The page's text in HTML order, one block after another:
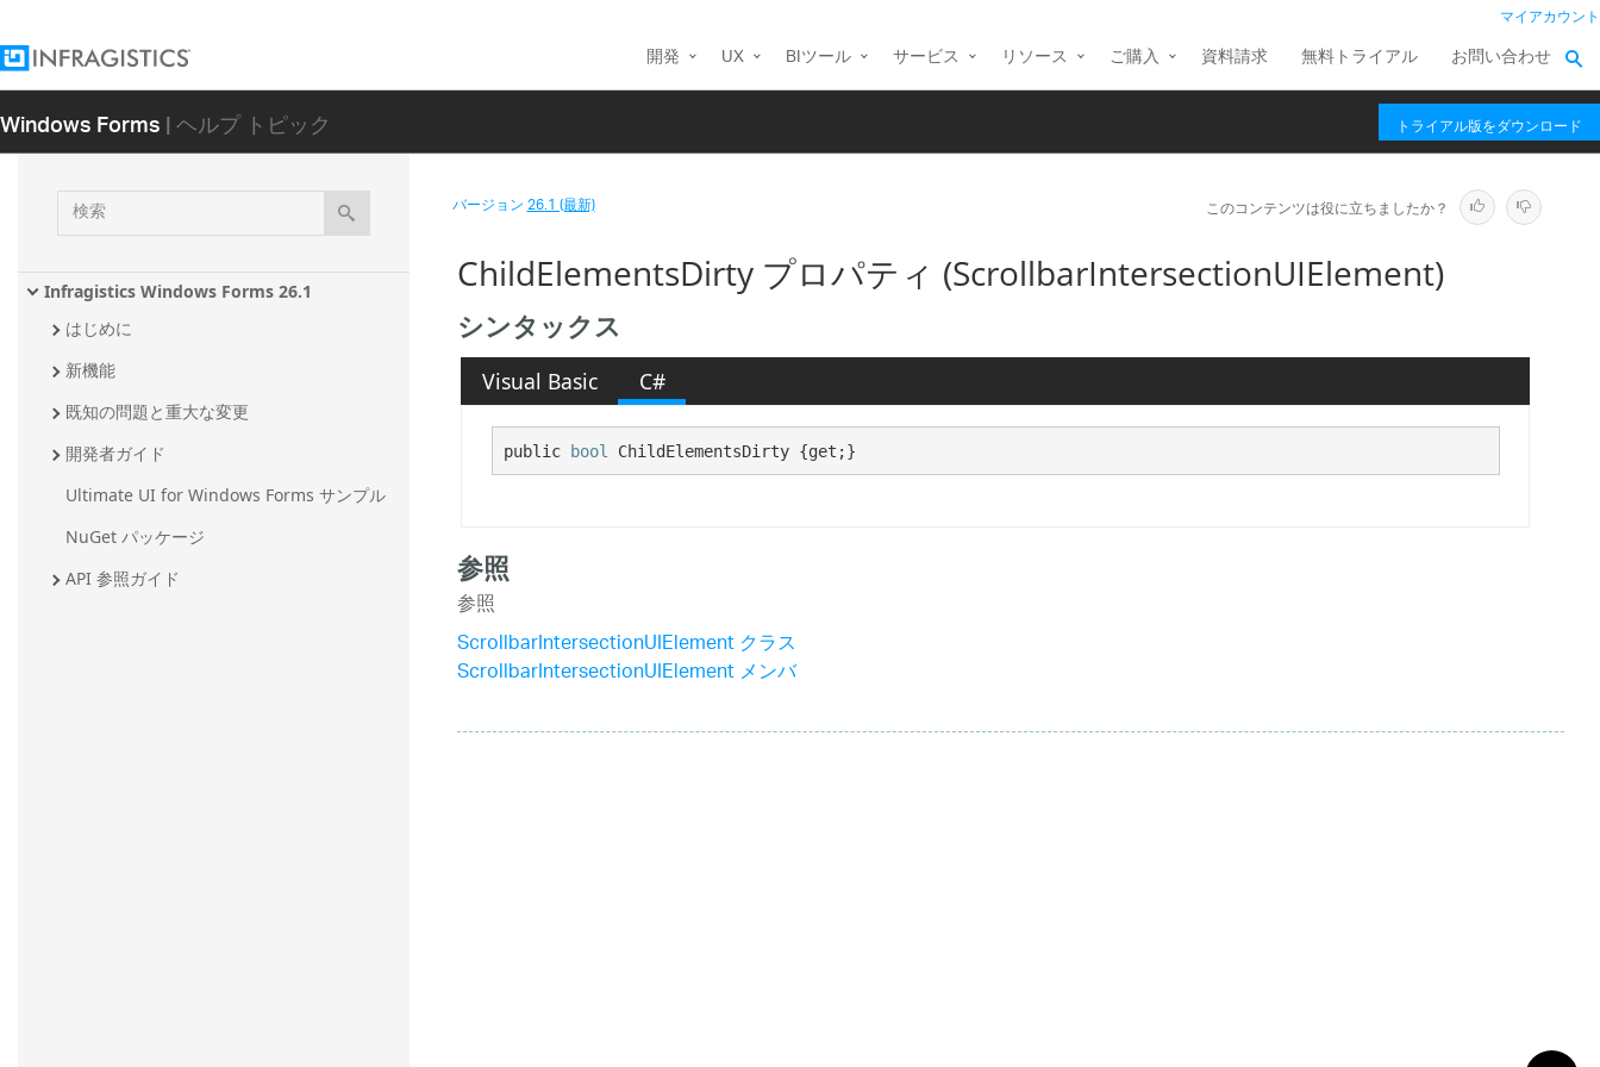
マイアカウント
開発 UX BIツール サービス リソース ご購入 資料請求 無料トライアル お問い合わせ
Windows Forms| ヘルプ トピック トライアル版をダウンロード
検
索
Infragistics Windows Forms 26.1
はじめに
新機能
既知の問題と重大な変更
開発者ガイド
Ultimate UI for Windows Forms サンプル
NuGet パッケージ
API 参照ガイド
バージョン26.1 (最新) このコンテンツは役に立ちましたか？
ChildElementsDirty プロパティ (ScrollbarIntersectionUIElement)
シンタックス
Visual Basic C#
public bool ChildElementsDirty {get;}
参照
参照
ScrollbarIntersectionUIElement クラス
ScrollbarIntersectionUIElement メンバ